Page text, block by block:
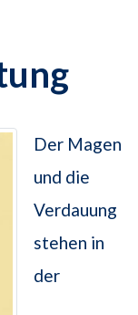
Der Magen
und die
Verdauung
stehen in
der